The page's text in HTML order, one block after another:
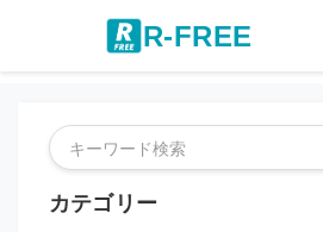
R-FREE
カテゴリー